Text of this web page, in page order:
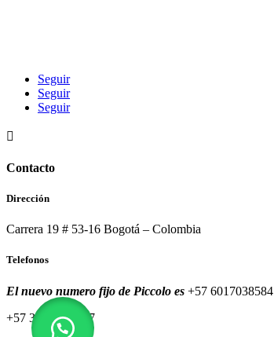
Seguir
Seguir
Seguir

Contacto
Dirección
Carrera 19 # 53-16 Bogotá – Colombia
Telefonos
El nuevo numero fijo de Piccolo es +57 6017038584
+57 320 8591557